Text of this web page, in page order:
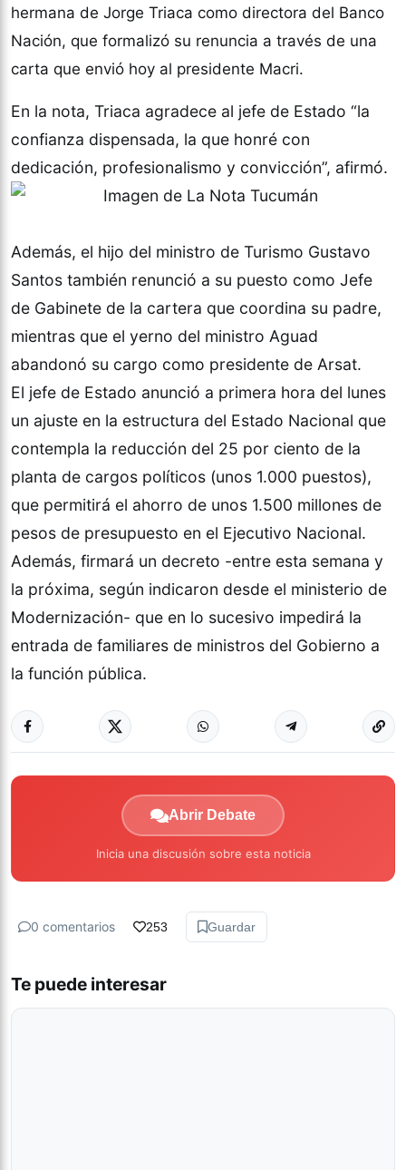
hermana de Jorge Triaca como directora del Banco
Nación, que formalizó su renuncia a través de una
carta que envió hoy al presidente Macri.
En la nota, Triaca agradece al jefe de Estado “la
confianza dispensada, la que honré con
dedicación, profesionalismo y convicción”, afirmó.
Además, el hijo del ministro de Turismo Gustavo
Santos también renunció a su puesto como Jefe
de Gabinete de la cartera que coordina su padre,
mientras que el yerno del ministro Aguad
abandonó su cargo como presidente de Arsat.
El jefe de Estado anunció a primera hora del lunes
un ajuste en la estructura del Estado Nacional que
contempla la reducción del 25 por ciento de la
planta de cargos políticos (unos 1.000 puestos),
que permitirá el ahorro de unos 1.500 millones de
pesos de presupuesto en el Ejecutivo Nacional.
Además, firmará un decreto -entre esta semana y
la próxima, según indicaron desde el ministerio de
Modernización- que en lo sucesivo impedirá la
entrada de familiares de ministros del Gobierno a
la función pública.
Abrir Debate
Inicia una discusión sobre esta noticia
0 comentarios 253 Guardar
Te puede interesar